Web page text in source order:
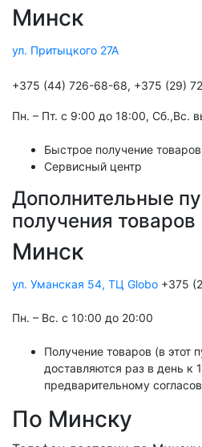
Минск
ул. Притыцкого 27А
+375 (44) 726-68-68, +375 (29)
Пн. – Пт. с 9:00 до 18:00, Cб.,Вс.
Быстрое получение
Сервисный центр
Дополнительные
получения товаров
Минск
ул. Уманская 54, ТЦ Globo +375
Пн. – Вс. с 10:00 до 20:00
Получение товаров (в этот
доставляются раз в день к
предварительному
По Минску